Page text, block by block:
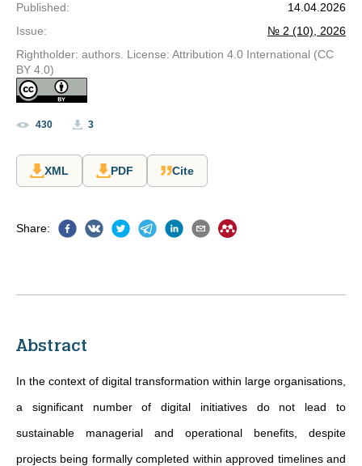
Published:
14.04.2026
Issue:
№ 2 (10), 2026
Rightholder: authors. License: Attribution 4.0 International (CC
BY 4.0)
430 3
XML PDF Cite
Share:
Abstract
In the context of digital transformation within large organisations,
a significant number of digital initiatives do not lead to
sustainable managerial and operational benefits, despite
projects being formally completed within approved timelines and